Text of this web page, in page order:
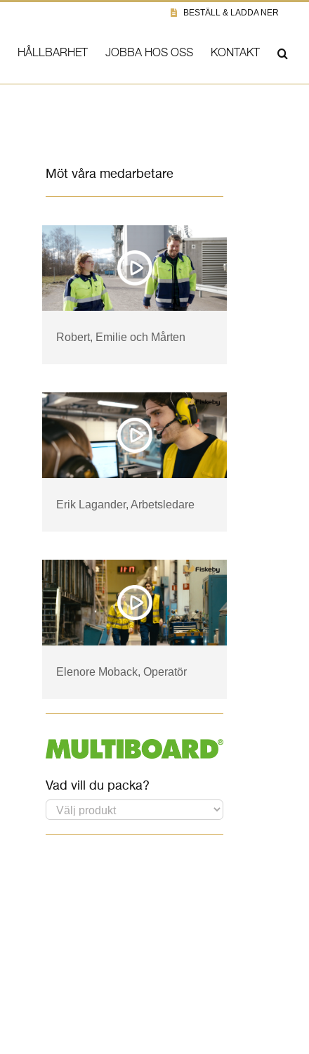
BESTÄLL & LADDA NER
HÅLLBARHET JOBBA HOS OSS KONTAKT
Möt våra medarbetare
Robert, Emilie och Mårten
Erik Lagander, Arbetsledare
Elenore Moback, Operatör
Vad vill du packa?